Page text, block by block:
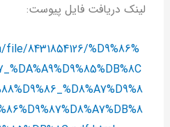
لینک دریافت فایل پیوست:
8431854126/%D9%86%